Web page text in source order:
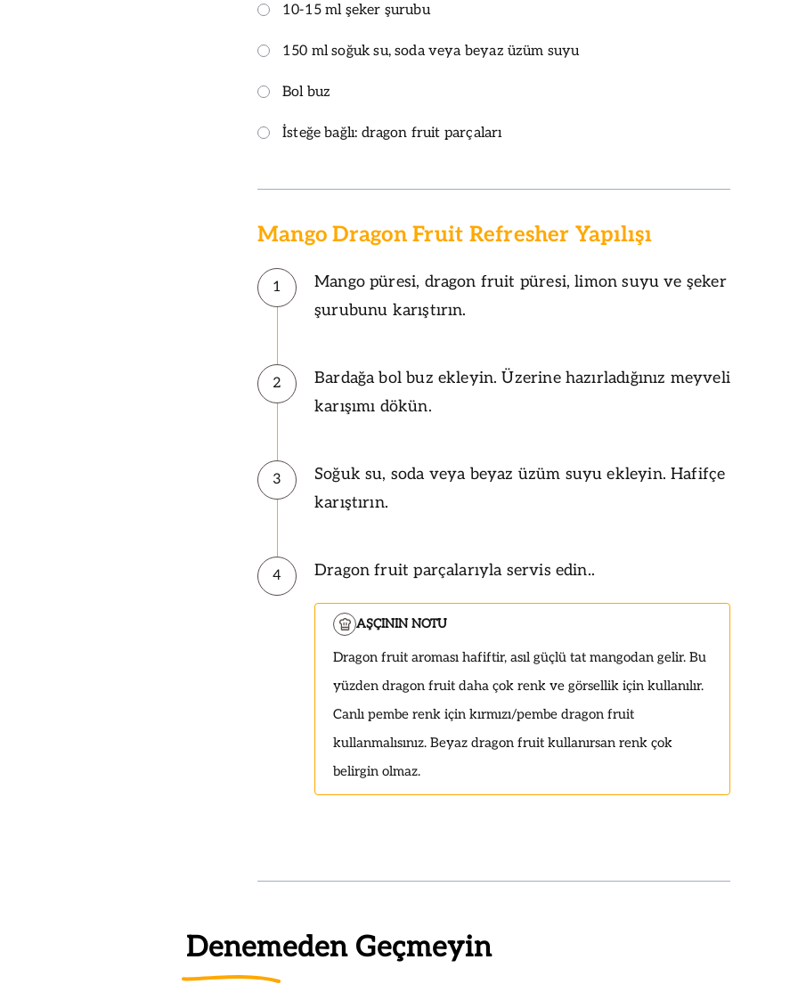
10-15 ml şeker şurubu
150 ml soğuk su, soda veya beyaz üzüm suyu
Bol buz
İsteğe bağlı: dragon fruit parçaları
Mango Dragon Fruit Refresher Yapılışı
1
Mango püresi, dragon fruit püresi, limon suyu ve şeker
şurubunu karıştırın.
2
Bardağa bol buz ekleyin. Üzerine hazırladığınız meyveli
karışımı dökün.
3
Soğuk su, soda veya beyaz üzüm suyu ekleyin. Hafifçe
karıştırın.
4 Dragon fruit parçalarıyla servis edin..
AŞÇININ NOTU
Dragon fruit aroması hafiftir, asıl güçlü tat mangodan gelir. Bu
yüzden dragon fruit daha çok renk ve görsellik için kullanılır.
Canlı pembe renk için kırmızı/pembe dragon fruit
kullanmalısınız. Beyaz dragon fruit kullanırsan renk çok
belirgin olmaz.
Denemeden Geçmeyin